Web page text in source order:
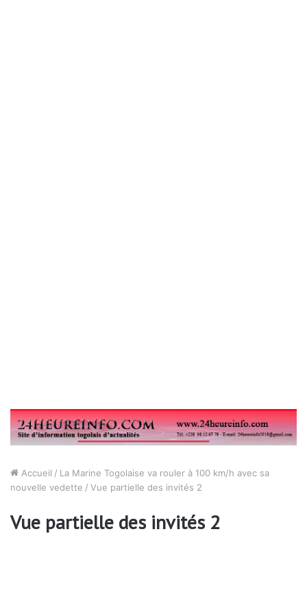
Accueil / La Marine Togolaise va rouler à 100 km/h avec sa
nouvelle vedette / Vue partielle des invités 2
Vue partielle des invités 2